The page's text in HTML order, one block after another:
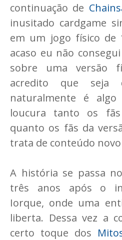
continuação de
inusitado cardgame
em um jogo físico de
acaso eu não
sobre uma versão
acredito que seja
naturalmente é
loucura tanto os
quanto os fãs da
trata de conteúdo
A história se passa
três anos após o
Iorque, onde uma
liberta. Dessa vez a
certo toque dos